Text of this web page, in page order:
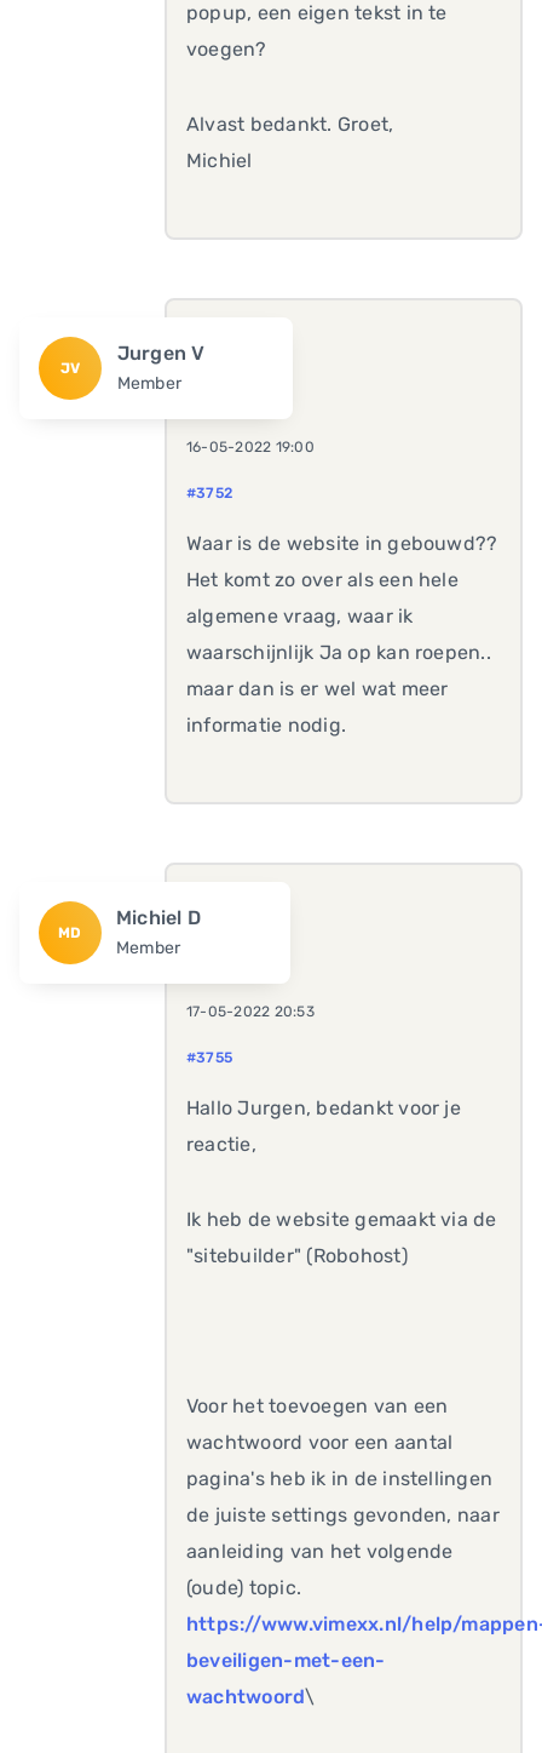
popup, een eigen tekst in te
voegen?
Alvast bedankt. Groet,
Michiel
JV
Jurgen V
Member
16-05-2022 19:00
#3752
Waar is de website in gebouwd??
Het komt zo over als een hele
algemene vraag, waar ik
waarschijnlijk Ja op kan roepen..
maar dan is er wel wat meer
informatie nodig.
MD
Michiel D
Member
17-05-2022 20:53
#3755
Hallo Jurgen, bedankt voor je
reactie,
Ik heb de website gemaakt via de
"sitebuilder" (Robohost)
Voor het toevoegen van een
wachtwoord voor een aantal
pagina's heb ik in de instellingen
de juiste settings gevonden, naar
aanleiding van het volgende
(oude) topic.
https://www.vimexx.nl/help/
beveiligen-met-een-
wachtwoord\